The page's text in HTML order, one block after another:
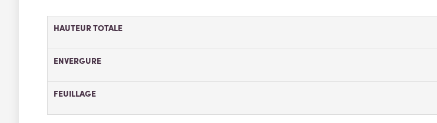
HAUTEUR TOTALE
ENVERGURE
FEUILLAGE